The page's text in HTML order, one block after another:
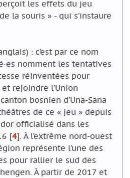
les effets du jeu
la souris » - qui s’instaure
: c’est par ce nom
nomment les tentatives
réinventées pour
rejoindre l’Union
bosnien d’Una-Sana
de ce « jeu » depuis
officialisé dans les
[4]. À l’extrême nord-ouest
représente l’une des
pour rallier le sud des
À partir de 2017 et